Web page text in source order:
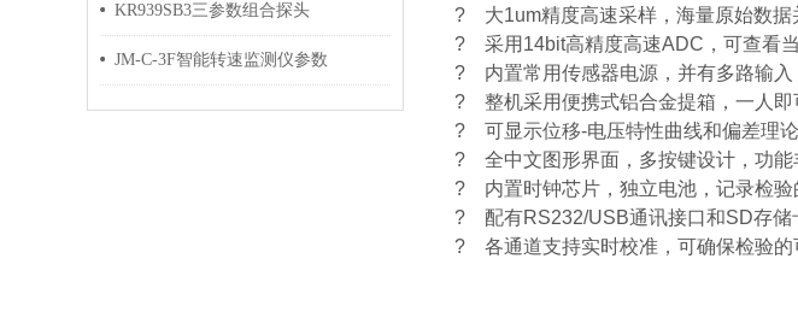
KR939SB3三参数组合探头
JM-C-3F智能转速监测仪参数
?
大1um精度高速采样，海量原始数据
?
采用14bit高精度高速ADC，可查看
?
内置常用传感器电源，并有多路输
?
整机采用便携式铝合金提箱，一人
?
可显示位移-电压特性曲线和偏差理
?
全中文图形界面，多按键设计，功
?
内置时钟芯片，独立电池，记录检验
?
配有RS232/USB通讯接口和SD存
?
各通道支持实时校准，可确保检验的